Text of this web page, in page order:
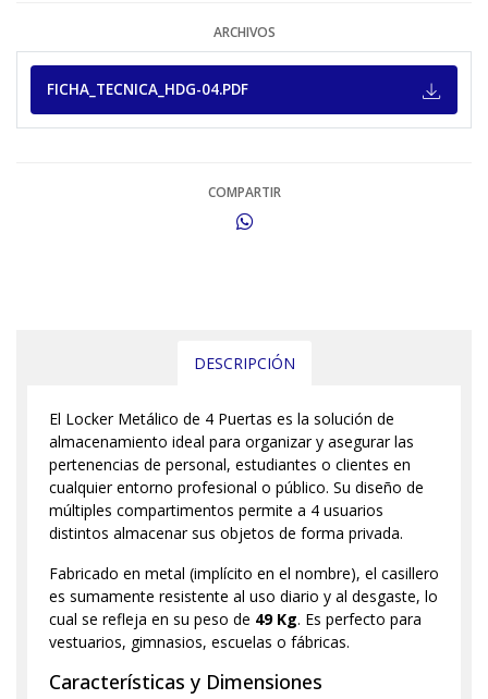
ARCHIVOS
FICHA_TECNICA_HDG-04.PDF
COMPARTIR
DESCRIPCIÓN
El Locker Metálico de 4 Puertas es la solución de
almacenamiento ideal para organizar y asegurar las
pertenencias de personal, estudiantes o clientes en
cualquier entorno profesional o público. Su diseño de
múltiples compartimentos permite a 4 usuarios
distintos almacenar sus objetos de forma privada.
Fabricado en metal (implícito en el nombre), el casillero
es sumamente resistente al uso diario y al desgaste, lo
cual se refleja en su peso de 49 Kg. Es perfecto para
vestuarios, gimnasios, escuelas o fábricas.
Características y Dimensiones